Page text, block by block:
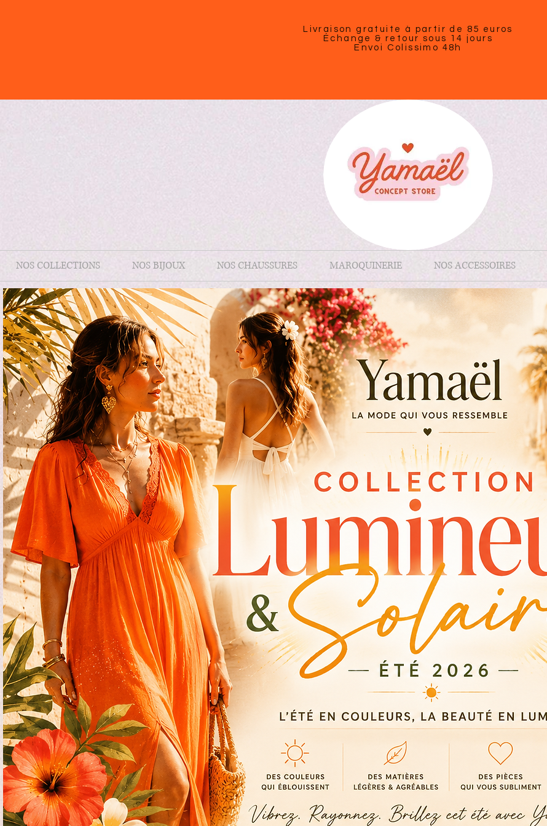
Livraison gratuite à partir de 85 euros
Échange & retour sous 14 jours
Envoi Colissimo 48h
NOS COLLECTIONS NOS BIJOUX NOS CHAUSSURES MAROQUINERIE NOS ACCESSOIRES